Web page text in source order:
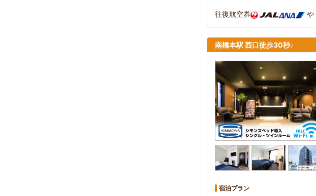
往復航空券 や
南橋本駅 西口徒歩30秒♪
宿泊プラン